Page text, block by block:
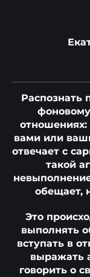
Распознать
отношениях:
вами или
отвечает с
такой
обещает,
Это
выполнять
вступать в
выражать
говорить о